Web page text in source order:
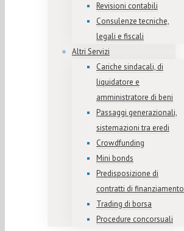
Revisioni contabili
Consulenze tecniche,
legali e fiscali
Altri Servizi
Cariche sindacali, di
liquidatore e
amministratore di beni
Passaggi generazionali,
sistemazioni tra eredi
Crowdfunding
Mini bonds
Predisposizione di
contratti di finanziamento
Trading di borsa
Procedure concorsuali